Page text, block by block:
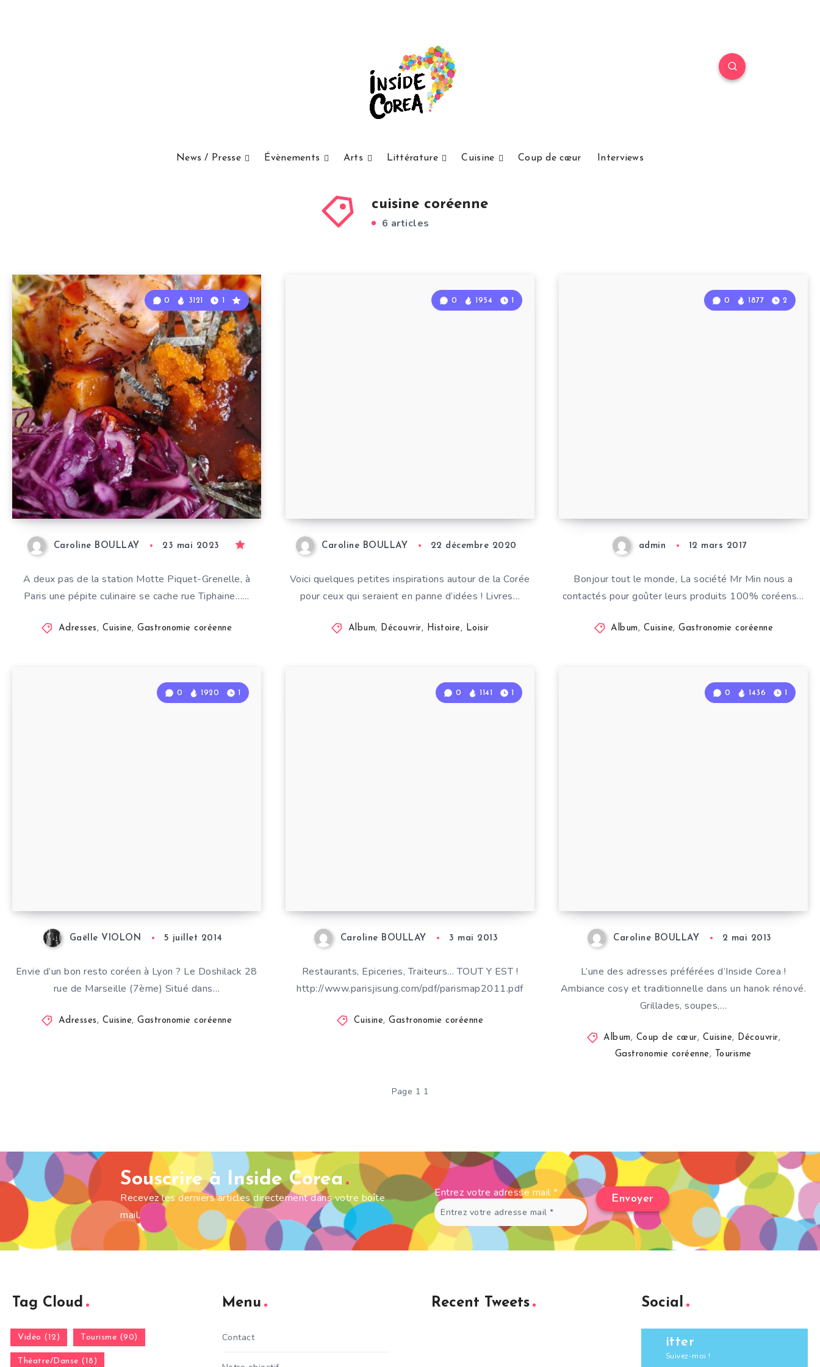
News / Presse Évènements Arts Littérature Cuisine Coup de cœur Interviews
cuisine coréenne
6 articles
0 3121 1
Caroline BOULLAY 23 mai 2023
A deux pas de la station Motte Piquet-Grenelle, à
Paris une pépite culinaire se cache rue Tiphaine……
Adresses, Cuisine,Gastronomie coréenne
0 1954 1
Caroline BOULLAY 22 décembre 2020
Voici quelques petites inspirations autour de la Corée
pour ceux qui seraient en panne d’idées ! Livres…
Album, Découvrir, Histoire, Loisir
0 1877 2
admin 12 mars 2017
Bonjour tout le monde, La société Mr Min nous a
contactés pour goûter leurs produits 100% coréens…
Album, Cuisine,Gastronomie coréenne
0 1920 1
Gaëlle VIOLON 5 juillet 2014
Envie d’un bon resto coréen à Lyon ? Le Doshilack 28
rue de Marseille (7ème) Situé dans…
Adresses, Cuisine,Gastronomie coréenne
0 1141 1
Caroline BOULLAY 3 mai 2013
Restaurants, Epiceries, Traiteurs… TOUT Y EST !
http://www.parisjisung.com/pdf/parismap2011.pdf
Cuisine,Gastronomie coréenne
0 1436 1
Caroline BOULLAY 2 mai 2013
L’une des adresses préférées d’Inside Corea !
Ambiance cosy et traditionnelle dans un hanok rénové.
Grillades, soupes,…
Album, Coup de cœur, Cuisine, Découvrir,
Gastronomie coréenne, Tourisme
Page 1 1
Souscrire à Inside Corea
Recevez les derniers articles directement dans votre boîte
mail.
Entrez votre adresse mail *
Tag Cloud
Vidéo (12) Tourisme (90)
Théatre/Danse (18)
Menu
Contact
Recent Tweets Social
itter
Suivez-moi !